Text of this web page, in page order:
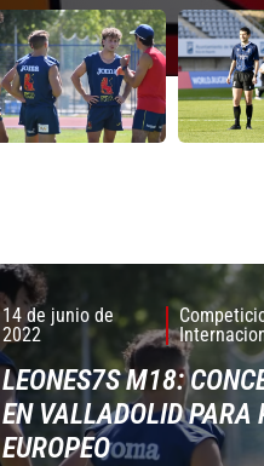
14 de junio de
2022
LEONES7S M18:
EN VALLADOLID PARA
EUROPEO